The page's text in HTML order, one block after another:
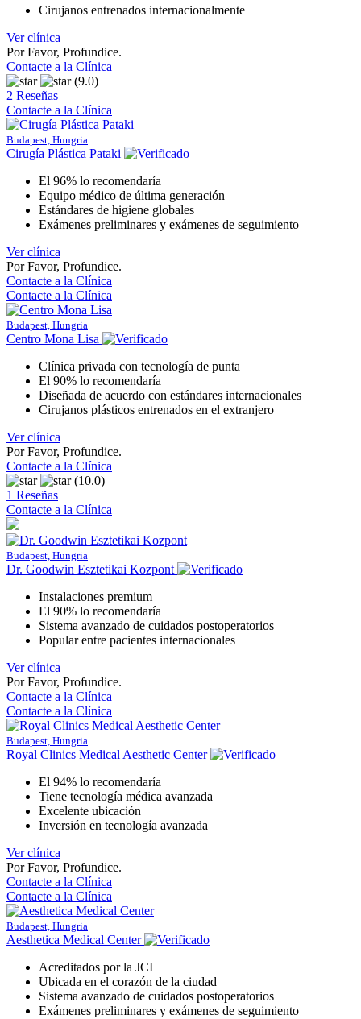
Cirujanos entrenados internacionalmente
Ver clínica
Por Favor, Profundice.
Contacte a la Clínica
(9.0)
2 Reseñas
Contacte a la Clínica
Budapest, Hungria
Cirugía Plástica Pataki
El 96% lo recomendaría
Equipo médico de última generación
Estándares de higiene globales
Exámenes preliminares y exámenes de seguimiento
Ver clínica
Por Favor, Profundice.
Contacte a la Clínica
Contacte a la Clínica
Budapest, Hungria
Centro Mona Lisa
Clínica privada con tecnología de punta
El 90% lo recomendaría
Diseñada de acuerdo con estándares internacionales
Cirujanos plásticos entrenados en el extranjero
Ver clínica
Por Favor, Profundice.
Contacte a la Clínica
(10.0)
1 Reseñas
Contacte a la Clínica
Budapest, Hungria
Dr. Goodwin Esztetikai Kozpont
Instalaciones premium
El 90% lo recomendaría
Sistema avanzado de cuidados postoperatorios
Popular entre pacientes internacionales
Ver clínica
Por Favor, Profundice.
Contacte a la Clínica
Contacte a la Clínica
Budapest, Hungria
Royal Clinics Medical Aesthetic Center
El 94% lo recomendaría
Tiene tecnología médica avanzada
Excelente ubicación
Inversión en tecnología avanzada
Ver clínica
Por Favor, Profundice.
Contacte a la Clínica
Contacte a la Clínica
Budapest, Hungria
Aesthetica Medical Center
Acreditados por la JCI
Ubicada en el corazón de la ciudad
Sistema avanzado de cuidados postoperatorios
Exámenes preliminares y exámenes de seguimiento